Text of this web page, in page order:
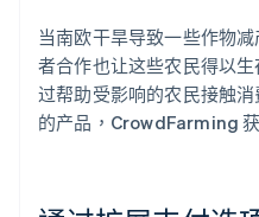
当南欧干旱导致一些作物
者合作也让这些农民得以
过帮助受影响的农民接触
的产品，CrowdFarming